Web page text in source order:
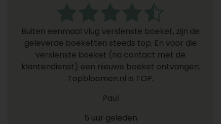
Buiten eenmaal vlug verslenste boeket, zijn de
geleverde boeketten steeds top. En voor die
verslenste boeket (na contact met de
klantendienst) een nieuwe boeket ontvangen.
Topbloemen.nl is TOP.
Paul
5 uur geleden